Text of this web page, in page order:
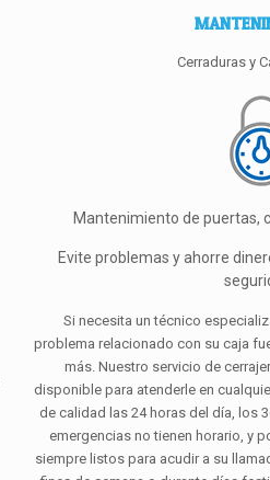
Cerraduras y
Mantenimiento de puertas,
Evite problemas y ahorre
Si necesita un técnico
problema relacionado con su caja
más. Nuestro servicio de
disponible para atenderle en
de calidad las 24 horas del día, los
emergencias no tienen horario, y
siempre listos para acudir a su